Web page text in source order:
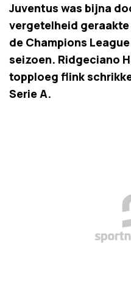
Juventus was bijna
vergetelheid
de Champions
seizoen. Ridgeciano
topploeg flink
Serie A.